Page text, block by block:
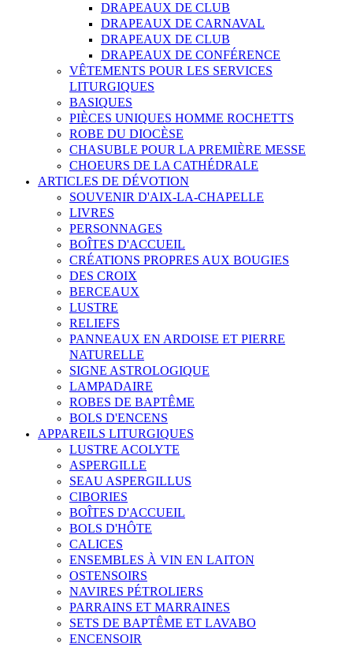
DRAPEAUX DE CLUB
DRAPEAUX DE CARNAVAL
DRAPEAUX DE CLUB
DRAPEAUX DE CONFÉRENCE
VÊTEMENTS POUR LES SERVICES
LITURGIQUES
BASIQUES
PIÈCES UNIQUES HOMME ROCHETTS
ROBE DU DIOCÈSE
CHASUBLE POUR LA PREMIÈRE MESSE
CHOEURS DE LA CATHÉDRALE
ARTICLES DE DÉVOTION
SOUVENIR D'AIX-LA-CHAPELLE
LIVRES
PERSONNAGES
BOÎTES D'ACCUEIL
CRÉATIONS PROPRES AUX BOUGIES
DES CROIX
BERCEAUX
LUSTRE
RELIEFS
PANNEAUX EN ARDOISE ET PIERRE
NATURELLE
SIGNE ASTROLOGIQUE
LAMPADAIRE
ROBES DE BAPTÊME
BOLS D'ENCENS
APPAREILS LITURGIQUES
LUSTRE ACOLYTE
ASPERGILLE
SEAU ASPERGILLUS
CIBORIES
BOÎTES D'ACCUEIL
BOLS D'HÔTE
CALICES
ENSEMBLES À VIN EN LAITON
OSTENSOIRS
NAVIRES PÉTROLIERS
PARRAINS ET MARRAINES
SETS DE BAPTÊME ET LAVABO
ENCENSOIR